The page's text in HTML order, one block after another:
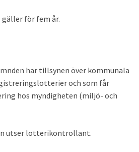
för fem år.
har tillsynen över kommunala
och som får
hos myndigheten (miljö- och
utser lotterikontrollant.